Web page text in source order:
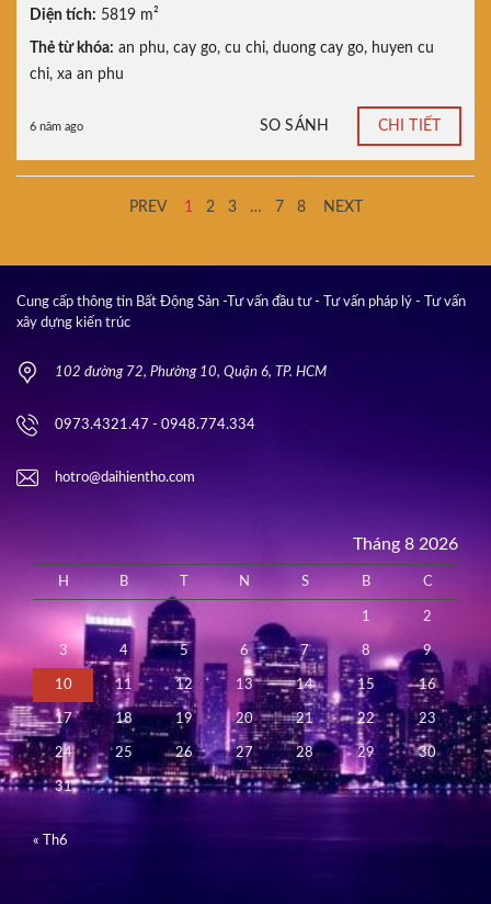
Diện tích: 5819 m²
Thẻ từ khóa: an phu, cay go, cu chi, duong cay go, huyen cu
chi, xa an phu
6 năm ago SO SÁNH CHI TIẾT
PREV 1 2 3 … 7 8 NEXT
Cung cấp thông tin Bất Động Sản -Tư vấn đầu tư - Tư vấn pháp lý - Tư vấn
xây dựng kiến trúc
102 đường 72, Phường 10, Quận 6, TP. HCM
0973.4321.47 - 0948.774.334
hotro@daihientho.com
Tháng 8 2026
H B N S B C
1 2
3 4 5 6 7 8 9
10 11 12 13 14 15 16
17 18 19 20 21 22 23
24 25 26 27 28 29 30
31
« Th6